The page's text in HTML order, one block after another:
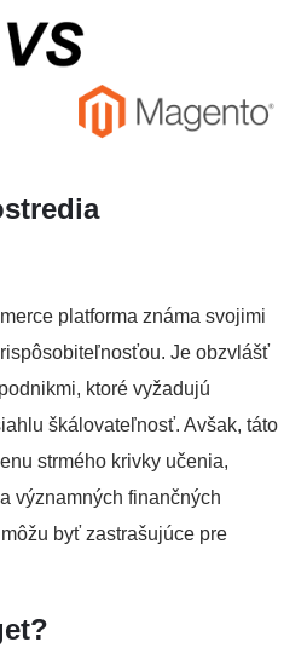
platforma známa svojimi
Je obzvlášť
ktoré vyžadujú
škálovateľnosť. Avšak, táto
strmého krivky učenia,
významných finančných
byť zastrašujúce pre